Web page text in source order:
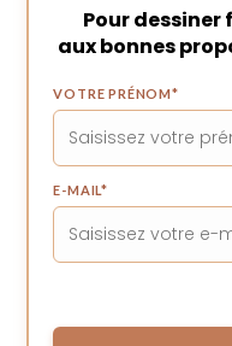
Pour
aux bonnes
VOTRE PRÉNOM*
E-MAIL*